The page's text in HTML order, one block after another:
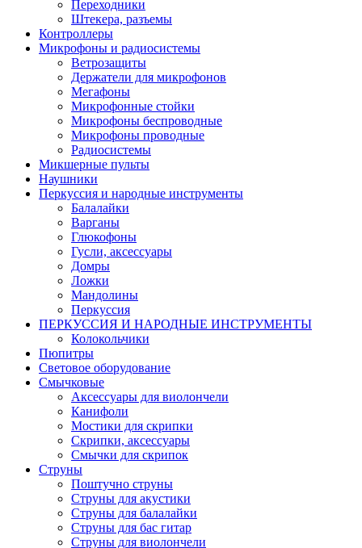
Переходники
Штекера, разъемы
Контроллеры
Микрофоны и радиосистемы
Ветрозащиты
Держатели для микрофонов
Мегафоны
Микрофонные стойки
Микрофоны беспроводные
Микрофоны проводные
Радиосистемы
Микшерные пульты
Наушники
Перкуссия и народные инструменты
Балалайки
Варганы
Глюкофоны
Гусли, аксессуары
Домры
Ложки
Мандолины
Перкуссия
ПЕРКУССИЯ И НАРОДНЫЕ ИНСТРУМЕНТЫ
Колокольчики
Пюпитры
Световое оборудование
Смычковые
Аксессуары для виолончели
Канифоли
Мостики для скрипки
Скрипки, аксессуары
Смычки для скрипок
Струны
Поштучно струны
Струны для акустики
Струны для балалайки
Струны для бас гитар
Струны для виолончели